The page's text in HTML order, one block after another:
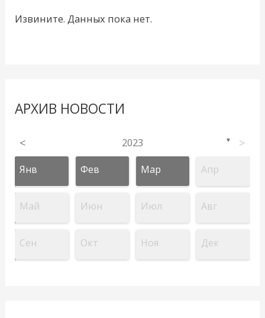
Извините. Данных пока нет.
АРХИВ НОВОСТИ
< 2023 ▼ >
Янв Фев Мар Апр
Май Июн Июл Авг
Сен Окт Ноя Дек